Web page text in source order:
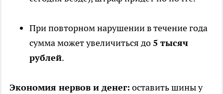
При повторном нарушении в течение года
сумма может увеличиться до 5 тысяч
рублей.
Экономия нервов и денег: оставить шины у